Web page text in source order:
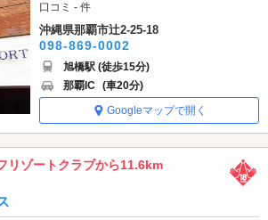
口コミ - 件
沖縄県那覇市辻2-25-18
098-869-0002
旭橋駅 (徒歩15分)
那覇IC (車20分)
Googleマップで開く
リゾートクラブから11.6km